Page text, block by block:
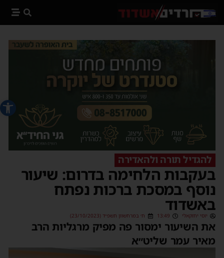
פתח
להגדיל תורה ולהאדירה
בעקבות הלחימה בדרום: שיעור
נוסף במסכת ברכות נפתח
באשדוד
יוסי יחזקאלי 13:49 ח׳ במרחשוון תשפ״ד (23/10/2023)
את השיעור ימסור פה מפיק מרגליות הרב
מאיר עמר שליט״א